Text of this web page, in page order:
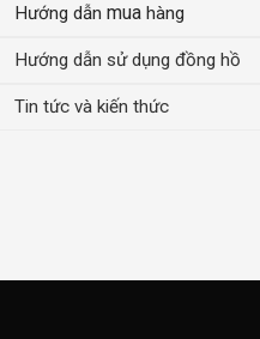
Hướng dẫnmua hàng
Hướng dẫn sử dụng đồng hồ
Tin tức và kiến thức